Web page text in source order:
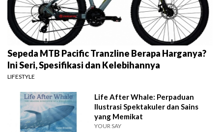
Sepeda MTB Pacific Tranzline Berapa Harganya?
Ini Seri, Spesifikasi dan Kelebihannya
LIFESTYLE
Life After Whale: Perpaduan
Ilustrasi Spektakuler dan Sains
yang Memikat
YOUR SAY